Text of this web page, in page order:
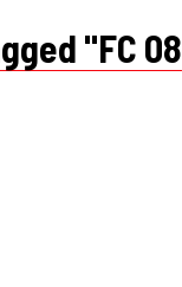
"FC 08